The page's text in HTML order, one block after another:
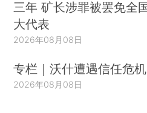
三年 矿长涉罪被罢免全
大代表
2026年08月08日
专栏｜沃什遭遇信任危机
2026年08月08日